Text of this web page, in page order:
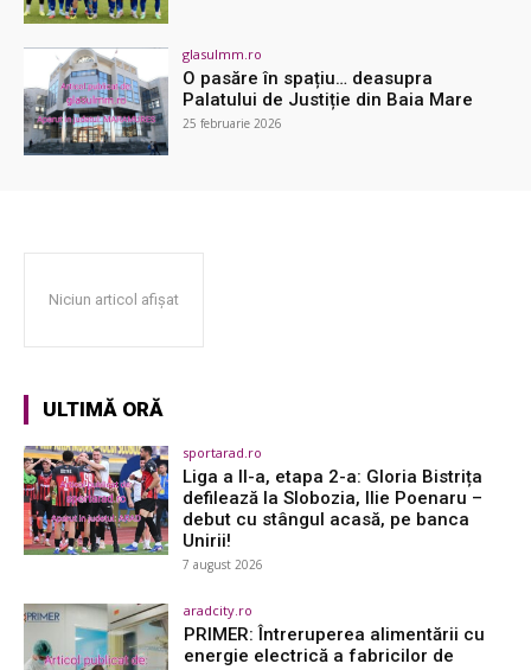
glasulmm.ro
O pasăre în spațiu… deasupra
Palatului de Justiție din Baia Mare
25 februarie 2026
Niciun articol afișat
ULTIMĂ ORĂ
sportarad.ro
Liga a II-a, etapa 2-a: Gloria Bistrița
defilează la Slobozia, Ilie Poenaru –
debut cu stângul acasă, pe banca
Unirii!
7 august 2026
aradcity.ro
PRIMER: Întreruperea alimentării cu
energie electrică a fabricilor de